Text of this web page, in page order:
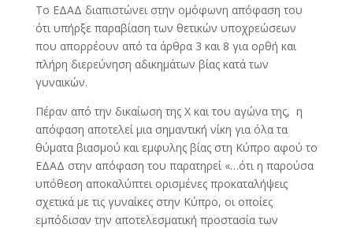
Το ΕΔΑΔ διαπιστώνει στην ομόφωνη απόφαση του
ότι υπήρξε παραβίαση των θετικών υποχρεώσεων
που απορρέουν από τα άρθρα 3 και 8 για ορθή και
πλήρη διερεύνηση αδικημάτων βίας κατά των
γυναικών.
Πέραν από την δικαίωση της Χ και του αγώνα της, η
απόφαση αποτελεί μια σημαντική νίκη για όλα τα
θύματα βιασμού και εμφυλης βίας στη Κύπρο αφού το
ΕΔΑΔ στην απόφαση του παρατηρεί «…ότι η παρούσα
υπόθεση αποκαλύπτει ορισμένες προκαταλήψεις
σχετικά με τις γυναίκες στην Κύπρο, οι οποίες
εμπόδισαν την αποτελεσματική προστασία των